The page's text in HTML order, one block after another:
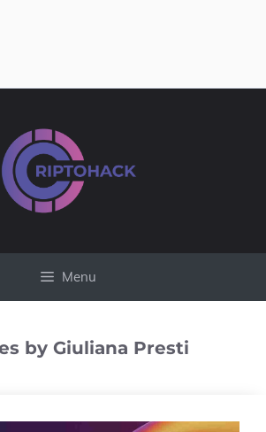
Menu
by Giuliana Presti